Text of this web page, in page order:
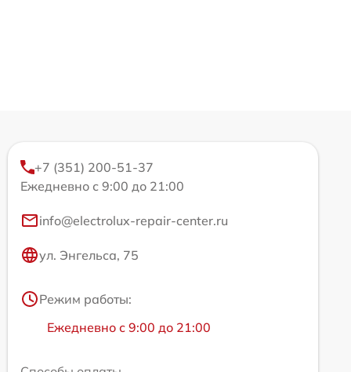
+7 (351) 200-51-37
Ежедневно с 9:00 до 21:00
info@electrolux-repair-center.ru
ул. Энгельса, 75
Режим работы:
Ежедневно с 9:00 до 21:00